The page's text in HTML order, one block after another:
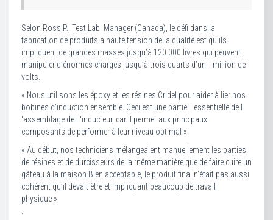
Selon Ross P., Test Lab. Manager (Canada), Ie défi dans la
fabrication de produits à haute tension de la qualité est qu’ils
impliquent de grandes masses jusqu’à 120.000 livres qui peuvent
manipuler d’énormes charges jusqu’à trois quarts d’un million de
volts.
« Nous utilisons les époxy et les résines Cridel pour aider à lier nos
bobines d’induction ensemble. Ceci est une partie essentielle de I
‘assemblage de I ‘inducteur, car il permet aux principaux
composants de performer à leur niveau optimal ».
« Au début, nos techniciens rnélangeaient manuellement les parties
de résines et de durcisseurs de la rnême manière que de faire cuire un
gâteau à la maison Bien acceptable, Ie produit final n’était pas aussi
cohérent qu’il devait être et impliquant beaucoup de travail
physique ».